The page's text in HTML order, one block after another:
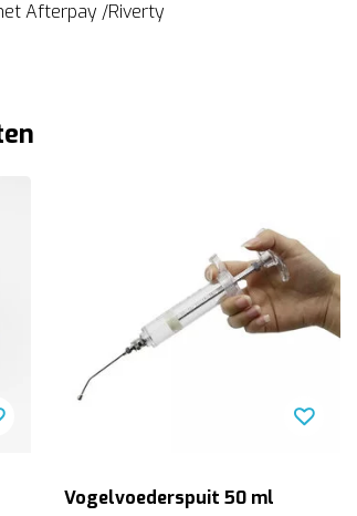
Afterpay /Riverty
Vogelvoederspuit 50 ml